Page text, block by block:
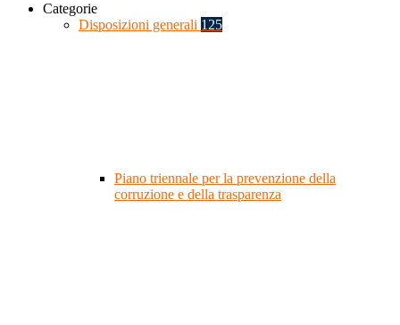
Categorie
Disposizioni generali 125
Piano triennale per la prevenzione della
corruzione e della trasparenza